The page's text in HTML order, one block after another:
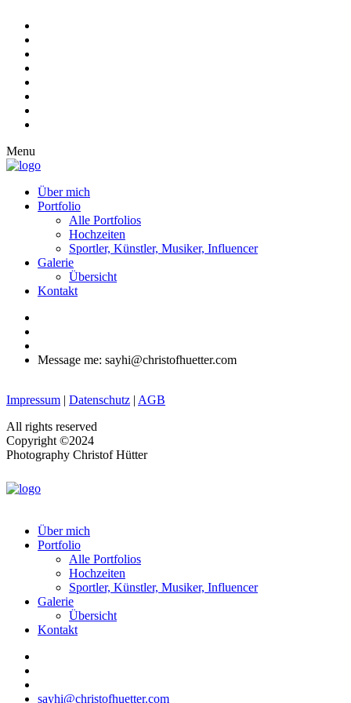
Menu
Über mich
Portfolio
Alle Portfolios
Hochzeiten
Sportler, Künstler, Musiker, Influencer
Galerie
Übersicht
Kontakt
Message me: sayhi@christofhuetter.com
Impressum | Datenschutz | AGB
All rights reserved
Copyright ©2024
Photography Christof Hütter
Über mich
Portfolio
Alle Portfolios
Hochzeiten
Sportler, Künstler, Musiker, Influencer
Galerie
Übersicht
Kontakt
sayhi@christofhuetter.com